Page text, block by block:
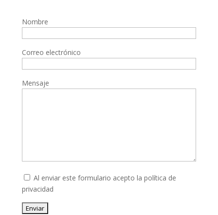
Nombre
Correo electrónico
Mensaje
Al enviar este formulario acepto la política de
privacidad
Enviar